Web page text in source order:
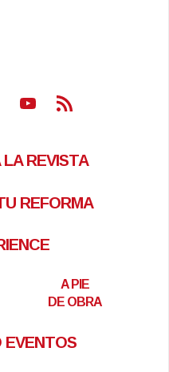
Youtube
Feed RSS
REVISTA
REFORMA
A PIE
DE OBRA
EVENTOS